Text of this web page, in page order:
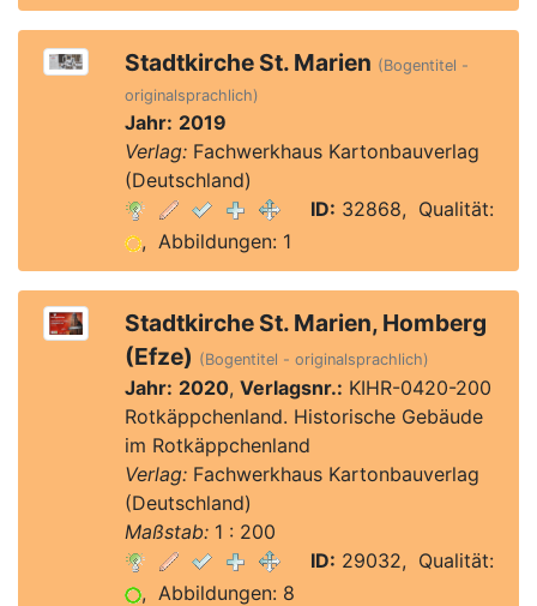
Stadtkirche St. Marien (Bogentitel -
originalsprachlich)
Jahr: 2019
Verlag:Fachwerkhaus Kartonbauverlag
(Deutschland)
ID: 32868, Qualität:
, Abbildungen: 1
Stadtkirche St. Marien, Homberg
(Efze) (Bogentitel - originalsprachlich)
Jahr: 2020, Verlagsnr.: KIHR-0420-200
Rotkäppchenland. Historische Gebäude
im Rotkäppchenland
Verlag:Fachwerkhaus Kartonbauverlag
(Deutschland)
Maßstab:1 : 200
ID: 29032, Qualität:
, Abbildungen: 8